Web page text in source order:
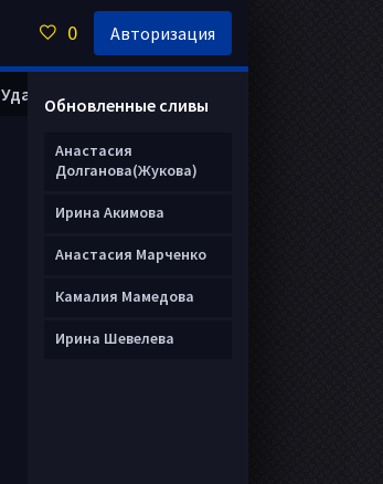
Удалить анкету
Обновленные сливы
Анастасия
Долганова(Жукова)
Ирина Акимова
Анастасия Марченко
Камалия Мамедова
Ирина Шевелева
0 Авторизация